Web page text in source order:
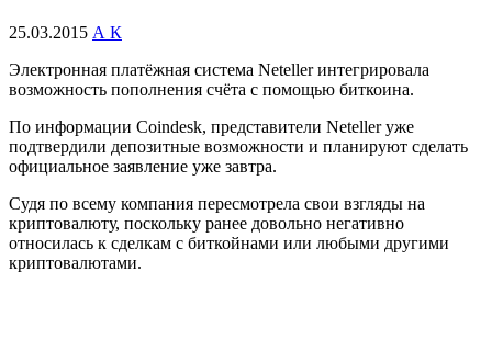
25.03.2015 А К
Электронная платёжная система Neteller интегрировала
возможность пополнения счёта с помощью биткоина.
По информации Coindesk, представители Neteller уже
подтвердили депозитные возможности и планируют сделать
официальное заявление уже завтра.
Судя по всему компания пересмотрела свои взгляды на
криптовалюту, поскольку ранее довольно негативно
относилась к сделкам с биткойнами или любыми другими
криптовалютами.